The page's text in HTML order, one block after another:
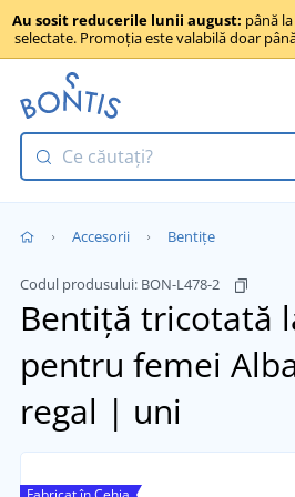
Au sosit reducerile lunii august: până la
selectate. Promoția este valabilă doar
Accesorii Bentițe
Codul produsului: BON-L478-2
Bentiță tricotată
pentru femei
regal | uni